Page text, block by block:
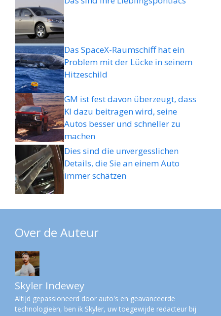
Das SpaceX-Raumschiff hat ein
Problem mit der Lücke in seinem
Hitzeschild
GM ist fest davon überzeugt, dass
KI dazu beitragen wird, seine
Autos besser und schneller zu
machen
Dies sind die unvergesslichen
Details, die Sie an einem Auto
immer schätzen
Over de Auteur
Skyler Indewey
Altijd gepassioneerd door auto's en geavanceerde
technologieën, ben ik Skyler, uw toegewijde redacteur bij